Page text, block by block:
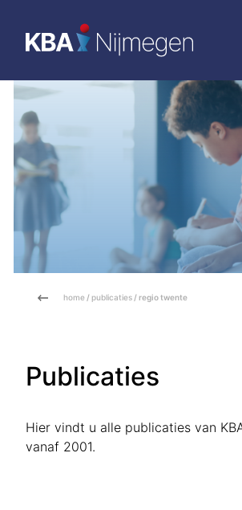
home / publicaties / regio twente
Publicaties
Hier vindt u alle publicaties van
vanaf 2001.